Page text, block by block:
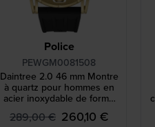
Police
PEWGM0081508
Daintree 2.0 46 mm Montre
à quartz pour hommes en
acier inoxydable de forme
unique
289,00 € 260,10 €